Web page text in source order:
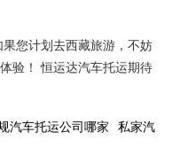
您计划去西藏旅游，不妨
验！ 恒运达汽车托运期待
汽车托运公司哪家
私家汽